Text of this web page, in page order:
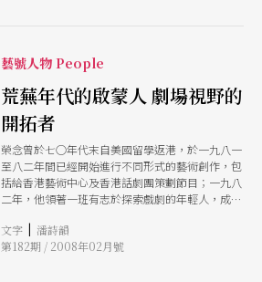
藝號人物 People
荒蕪年代的啟蒙人 劇場視野的
開拓者
榮念曾於七○年代末自美國留學返港，於一九八一
至八二年間已經開始進行不同形式的藝術創作，包
括給香港藝術中心及香港話劇團策劃節目；一九八
二年，他領著一班有志於探索戲劇的年輕人，成立
劇場後進。
文字 | 潘詩韻
第182期 / 2008年02月號